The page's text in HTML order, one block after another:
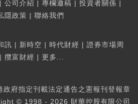
| 公司介紹 | 專欄邀稿 | 投資者關係 |
隱政策 | 聯絡我們
訊 | 新時空 | 時代財經 | 證券市場周
| 攬富財經 | 更多...
政府指定刊載法定通告之憲報刊登報章
© 1998 - 2026 財華控股有限公司